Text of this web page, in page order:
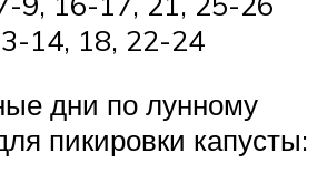
14, 18, 22-24
дни по лунному
пикировки капусты: